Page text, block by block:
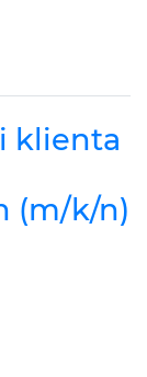
klienta
(m/k/n)